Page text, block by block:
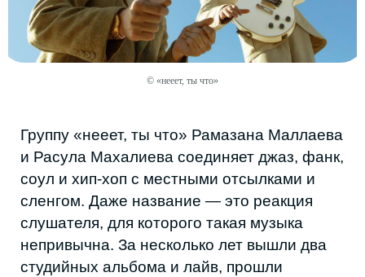
© «нееет, ты что»
Другой пример — АТАМ из Дербента.
После релиза «Процесса» он оказался в
поле зрения индустрии: сначала получил
поддержку объединения ACE, а затем
подписал контракт с лейблом GAZ — одним